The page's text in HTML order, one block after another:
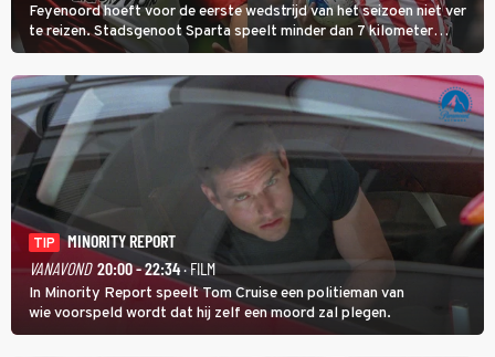
Feyenoord hoeft voor de eerste wedstrijd van het seizoen niet ver
te reizen. Stadsgenoot Sparta speelt minder dan 7 kilometer
verderop. Feyenoord trok de Spaanse spits Nacho Ferri aan van
KVC Westerlo uit België.
TIP
MINORITY REPORT
VANAVOND 20:00 - 22:34· FILM
In Minority Report speelt Tom Cruise een politieman van
wie voorspeld wordt dat hij zelf een moord zal plegen.